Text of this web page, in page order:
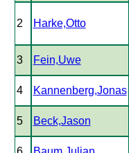
2 Harke,Otto
3 Fein,Uwe
4 Kannenberg,Jonas
5 Beck,Jason